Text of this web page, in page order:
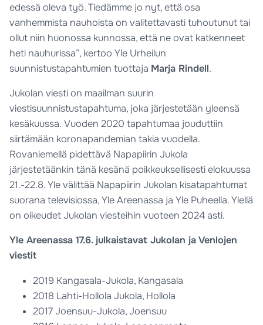
edessä oleva työ. Tiedämme jo nyt, että osa
vanhemmista nauhoista on valitettavasti tuhoutunut tai
ollut niin huonossa kunnossa, että ne ovat katkenneet
heti nauhurissa”, kertoo Yle Urheilun
suunnistustapahtumien tuottaja Marja Rindell.
Jukolan viesti on maailman suurin
viestisuunnistustapahtuma, joka järjestetään yleensä
kesäkuussa. Vuoden 2020 tapahtumaa jouduttiin
siirtämään koronapandemian takia vuodella.
Rovaniemellä pidettävä Napapiirin Jukola
järjestetäänkin tänä kesänä poikkeuksellisesti elokuussa
21.-22.8. Yle välittää Napapiirin Jukolan kisatapahtumat
suorana televisiossa, Yle Areenassa ja Yle Puheella. Ylellä
on oikeudet Jukolan viesteihin vuoteen 2024 asti.
Yle Areenassa 17.6. julkaistavat Jukolan ja Venlojen
viestit
2019 Kangasala-Jukola, Kangasala
2018 Lahti-Hollola Jukola, Hollola
2017 Joensuu-Jukola, Joensuu